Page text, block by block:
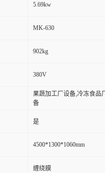
5.69kw
MK-630
902kg
380V
果蔬加工厂设备,冷冻食品
备
是
4500*1300*1060mm
缠绕膜